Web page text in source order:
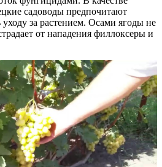
садоводы предпочитают
за растением. Осами ягоды не
от нападения филлоксеры и